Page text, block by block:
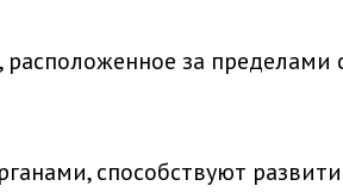
за
способствуют